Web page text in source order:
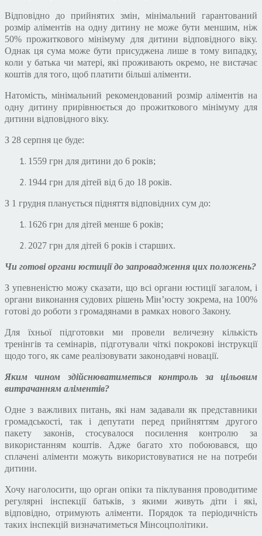
Відповідно до прийнятих змін, мінімальний гарантований
розмір аліментів на одну дитину не може бути меншим, ніж
50% прожиткового мінімуму для дитини відповідного віку.
Однак ця сума може бути присуджена лише в тому випадку,
коли у батька чи матері, які проживають окремо, не вистачає
коштів для того, щоб платити більші аліменти.
Натомість, мінімальний рекомендований розмір аліментів на
одну дитину прирівнюється до прожиткового мінімуму для
дитини відповідного віку.
З 28 серпня це буде:
1559 грн для дитини до 6 років;
1944 грн для дітей від 6 до 18 років.
З 1 грудня планується підняття відповідних сум до:
1626 грн для дітей менше 6 років;
2027 грн для дітей 6 років і старших.
Чи готові органи юстиції до запровадження цих положень?
З упевненістю можу сказати, що всі органи юстиції загалом, і
органи виконання судових рішень Мін’юсту зокрема, на 100%
готові до роботи з громадянами в рамках нового Закону.
Для їхньої підготовки ми провели величезну кількість
тренінгів та семінарів, підготували чіткі покрокові інструкції
щодо того, як саме реалізовувати законодавчі новації.
Яким чином здійснюватиметься контроль за цільовим
витрачанням аліментів?
Одне з важливих питань, які нам задавали як представники
громадськості, так і депутати перед прийняттям другого
пакету законів, стосувалося посилення контролю за
використанням коштів. Адже багато хто побоювався, що
сплачені аліменти можуть використовуватися не на потреби
дитини.
Хочу наголосити, що орган опіки та піклування проводитиме
регулярні інспекції батьків, з якими живуть діти і які,
відповідно, отримують аліменти. Порядок та періодичність
таких інспекцій визначатиметься Мінсоцполітики.